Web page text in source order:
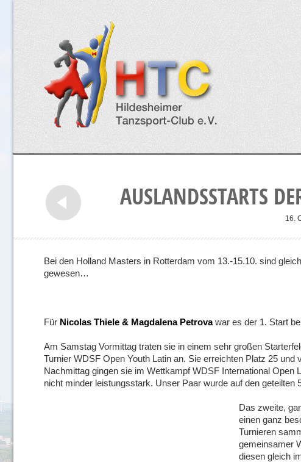
AUSLANDSSTARTS
16.
Bei den Holland Masters in Rotterdam vom 13.-15.10. sind
gewesen…
Für Nicolas Thiele & Magdalena Petrovawar es der 1. Start
Am Samstag Vormittag traten sie in einem sehr großen
Turnier WDSF Open Youth Latin an. Sie erreichten Platz 25
Nachmittag gingen sie im Wettkampf WDSF International
nicht minder leistungsstark. Unser Paar wurde auf den geteilten
Das zweite,
einen ganz
Turnieren
gemeinsamer
diesen gleich